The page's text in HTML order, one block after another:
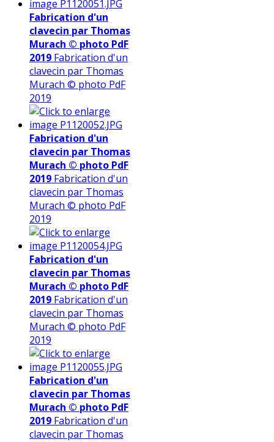
Fabrication d'un
clavecin par Thomas
Murach © photo PdF
2019 Fabrication d'un
clavecin par Thomas
Murach © photo PdF
2019
Fabrication d'un
clavecin par Thomas
Murach © photo PdF
2019 Fabrication d'un
clavecin par Thomas
Murach © photo PdF
2019
Fabrication d'un
clavecin par Thomas
Murach © photo PdF
2019 Fabrication d'un
clavecin par Thomas
Murach © photo PdF
2019
Fabrication d'un
clavecin par Thomas
Murach © photo PdF
2019 Fabrication d'un
clavecin par Thomas